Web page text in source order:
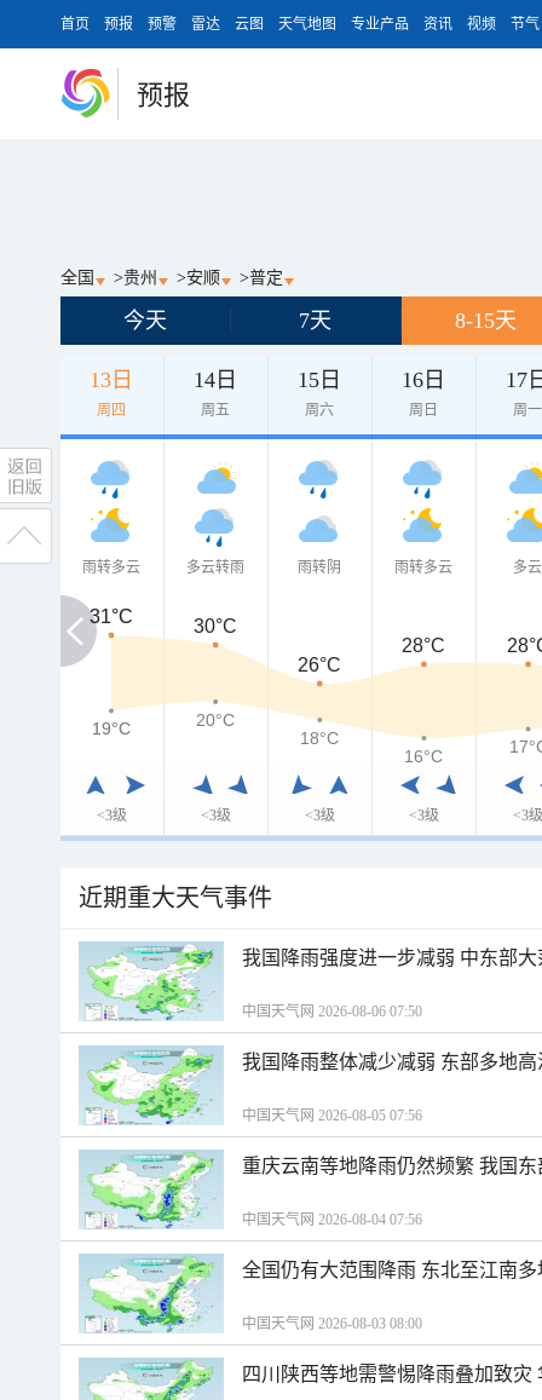
首页 预报 预警 雷达 云图 天气地图 专业产品 资讯 视频 节气
预报
全国 >贵州 >安顺 >普定
今天 7天 8-15天
13日
周四
14日
周五
15日
周六
16日
周日
17
周一
雨转多云
<3级
多云转雨
<3级
雨转阴
<3级
雨转多云
<3级
多云
<3级
31°C
31°C
30°C
26°C
28°C
19°C
19°C
20°C
18°C
16°C
近期重大天气事件
我国降雨强度进一步减弱 中东部
中国天气网 2026-08-06 07:50
我国降雨整体减少减弱 东部多地
中国天气网 2026-08-05 07:56
重庆云南等地降雨仍然频繁 我国
中国天气网 2026-08-04 07:56
全国仍有大范围降雨 东北至江南
中国天气网 2026-08-03 08:00
四川陕西等地需警惕降雨叠加致